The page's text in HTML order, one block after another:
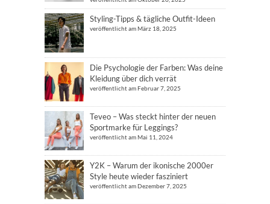
Styling-Tipps & tägliche Outfit-Ideen
veröffentlicht am März 18, 2025
Die Psychologie der Farben: Was deine
Kleidung über dich verrät
veröffentlicht am Februar 7, 2025
Teveo – Was steckt hinter der neuen
Sportmarke für Leggings?
veröffentlicht am Mai 11, 2024
Y2K – Warum der ikonische 2000er
Style heute wieder fasziniert
veröffentlicht am Dezember 7, 2025